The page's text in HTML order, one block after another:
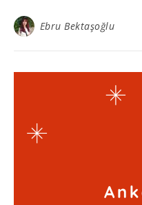
Ebru Bektaşoğlu